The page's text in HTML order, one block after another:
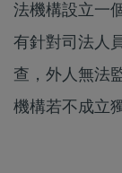
法機構設立一
有針對司法人
查，外人無法
機構若不成立